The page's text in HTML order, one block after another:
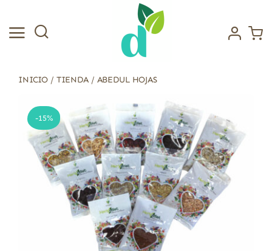
contenido
INICIO / TIENDA/ ABEDUL HOJAS
-15%